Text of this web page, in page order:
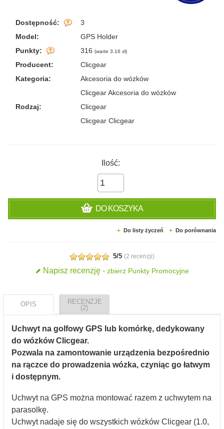
Dostępność:
3
Model:
GPS Holder
Punkty:
316 (warte 3.16 zł)
Producent:
Clicgear
Kategoria:
Akcesoria do wózków
Clicgear Akcesoria do wózków
Rodzaj:
Clicgear
Clicgear Clicgear
Ilość:
DO KOSZYKA
Do listy życzeń Do porównania
5/5 (2 recenzji)
Napisz recenzję - zbierz Punkty Promocyjne
OPIS
RECENZJE
(2)
Uchwyt na golfowy GPS lub komórkę, dedykowany
do wózków Clicgear.
Pozwala na zamontowanie urządzenia bezpośrednio
na rączce do prowadzenia wózka, czyniąc go łatwym
i dostępnym.
Uchwyt na GPS można montować razem z uchwytem na
parasolkę.
Uchwyt nadaje się do wszystkich wózków Clicgear (1.0,